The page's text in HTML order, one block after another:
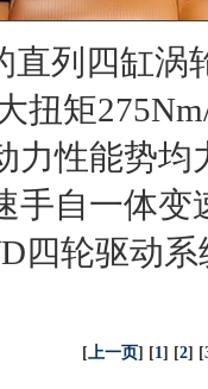
直列四缸涡
扭矩
力性能势均
手自一体变
四轮驱动
[上一页] [1] [2] [